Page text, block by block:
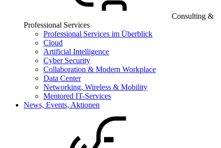
Consulting &
Professional Services
Professional Services im Überblick
Cloud
Artificial Intelligence
Cyber Security
Collaboration & Modern Workplace
Data Center
Networking, Wireless & Mobility
Mentored IT-Services
News, Events, Aktionen